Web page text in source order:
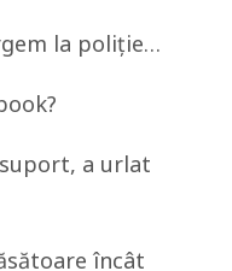
la poliție…
a urlat
încât